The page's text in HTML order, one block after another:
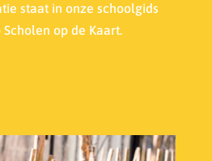
staat in onze schoolgids
op de Kaart.